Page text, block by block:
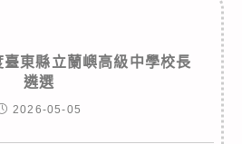
東縣立蘭嶼高級中學校長
遴選
2026-05-05